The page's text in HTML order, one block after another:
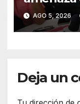
Tuxtlas
AGO 5, 2026
Deja un